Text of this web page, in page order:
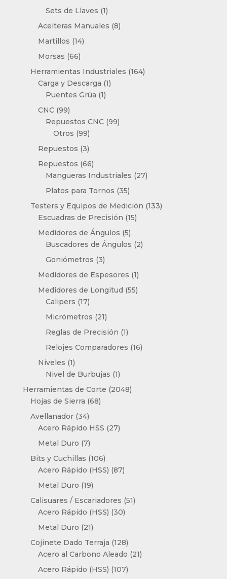
Sets de Llaves 11
producto
Aceiteras Manuales 88
Martillos 1414
Morsas 6666
productos
Herramientas Industriales 164164
Carga y Descarga 11
Puentes Grúa 11
CNC 9999
productos
Repuestos CNC 9999
Otros 9999
productos
Repuestos 33
productos
Repuestos 6666
productos
Mangueras Industriales 2727
Platos para Tornos 3535
productos
Testers y Equipos de Medición 133133
Escuadras de Precisión 1515
Medidores de Ángulos 55
productos
Buscadores de Ángulos 22
Goniómetros 33
productos
Medidores de Espesores 11
producto
Medidores de Longitud 5555
Calipers 1717
productos
Micrómetros 2121
productos
Reglas de Precisión 11
producto
Relojes Comparadores 1616
Niveles 11
producto
Nivel de Burbujas 11
producto
Herramientas de Corte 20482048
Hojas de Sierra 6868
Avellanador 3434
productos
Acero Rápido HSS 2727
Metal Duro 77
productos
Bits y Cuchillas 106106
productos
Acero Rápido (HSS) 8787
Metal Duro 1919
productos
Calisuares / Escariadores 5151
Acero Rápido (HSS) 3030
Metal Duro 2121
productos
Cojinete Dado Terraja 128128
productos
Acero al Carbono Aleado 2121
Acero Rápido (HSS) 107107